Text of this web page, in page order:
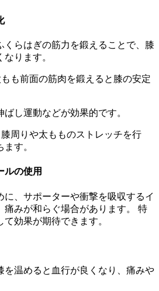
くらはぎの筋力を鍛えることで、膝
ります。
もも前面の筋肉を鍛えると膝の安定
し運動などが効果的です。
膝周りや太もものストレッチを行
す。
ルの使用
に、サポーターや衝撃を吸収するイ
痛みが和らぐ場合があります。 特
効果が期待できます。
を温めると血行が良くなり、痛みや